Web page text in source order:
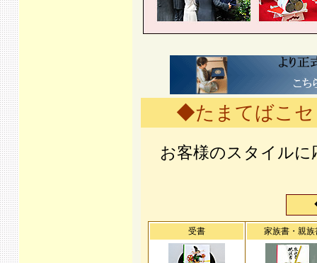
◆たまてばこセ
お客様のスタイル
受書 家族書・親族